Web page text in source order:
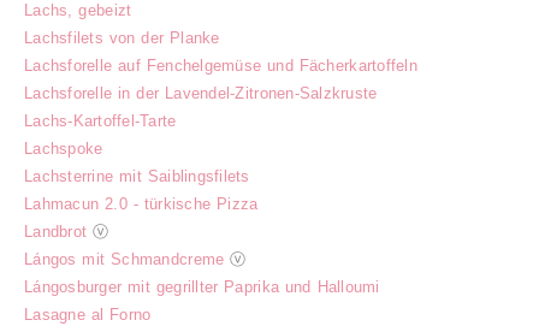
Lachs, gebeizt
Lachsfilets von der Planke
Lachsforelle auf Fenchelgemüse und Fächerkartoffeln
Lachsforelle in der Lavendel-Zitronen-Salzkruste
Lachs-Kartoffel-Tarte
Lachspoke
Lachsterrine mit Saiblingsfilets
Lahmacun 2.0 - türkische Pizza
Landbrot ⓥ
Lángos mit Schmandcreme ⓥ
Lángosburger mit gegrillter Paprika und Halloumi
Lasagne al Forno